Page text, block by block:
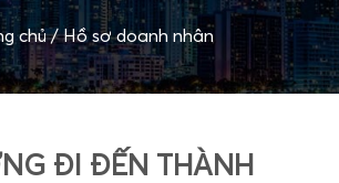
chủ/Hồ sơ doanh nhân
ĐI ĐẾN THÀNH